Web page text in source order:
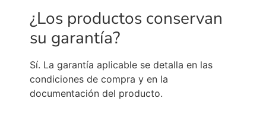
¿Los productos conservan
su garantía?
Sí. La garantía aplicable se detalla en las
condiciones de compra y en la
documentación del producto.